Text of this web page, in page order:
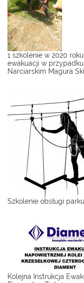
1 szkolenie w 2020
ewakuacji w
Narciarskim Magura
Szkolenie obsługi
Kolejna Instrukcja